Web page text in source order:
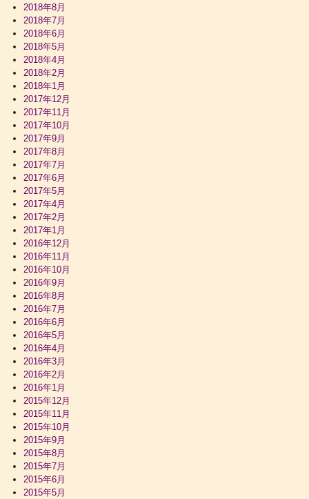
2018年8月
2018年7月
2018年6月
2018年5月
2018年4月
2018年2月
2018年1月
2017年12月
2017年11月
2017年10月
2017年9月
2017年8月
2017年7月
2017年6月
2017年5月
2017年4月
2017年2月
2017年1月
2016年12月
2016年11月
2016年10月
2016年9月
2016年8月
2016年7月
2016年6月
2016年5月
2016年4月
2016年3月
2016年2月
2016年1月
2015年12月
2015年11月
2015年10月
2015年9月
2015年8月
2015年7月
2015年6月
2015年5月